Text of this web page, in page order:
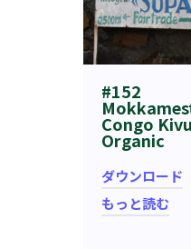
#152
Congo Kivu
Organic
ダウンロード
もっと読む